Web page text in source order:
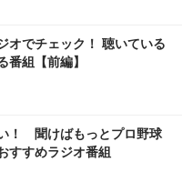
オでチェック！ 聴いている
番組【前編】
！ 聞けばもっとプロ野球
すすめラジオ番組